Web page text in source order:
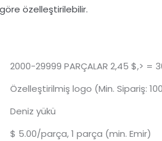
özelleştirilebilir.
2000-29999 PARÇALAR 2,45 $,> =
Özelleştirilmiş logo (Min. Sipariş:
Deniz yükü
$ 5.00/parça, 1 parça (min. Emir)